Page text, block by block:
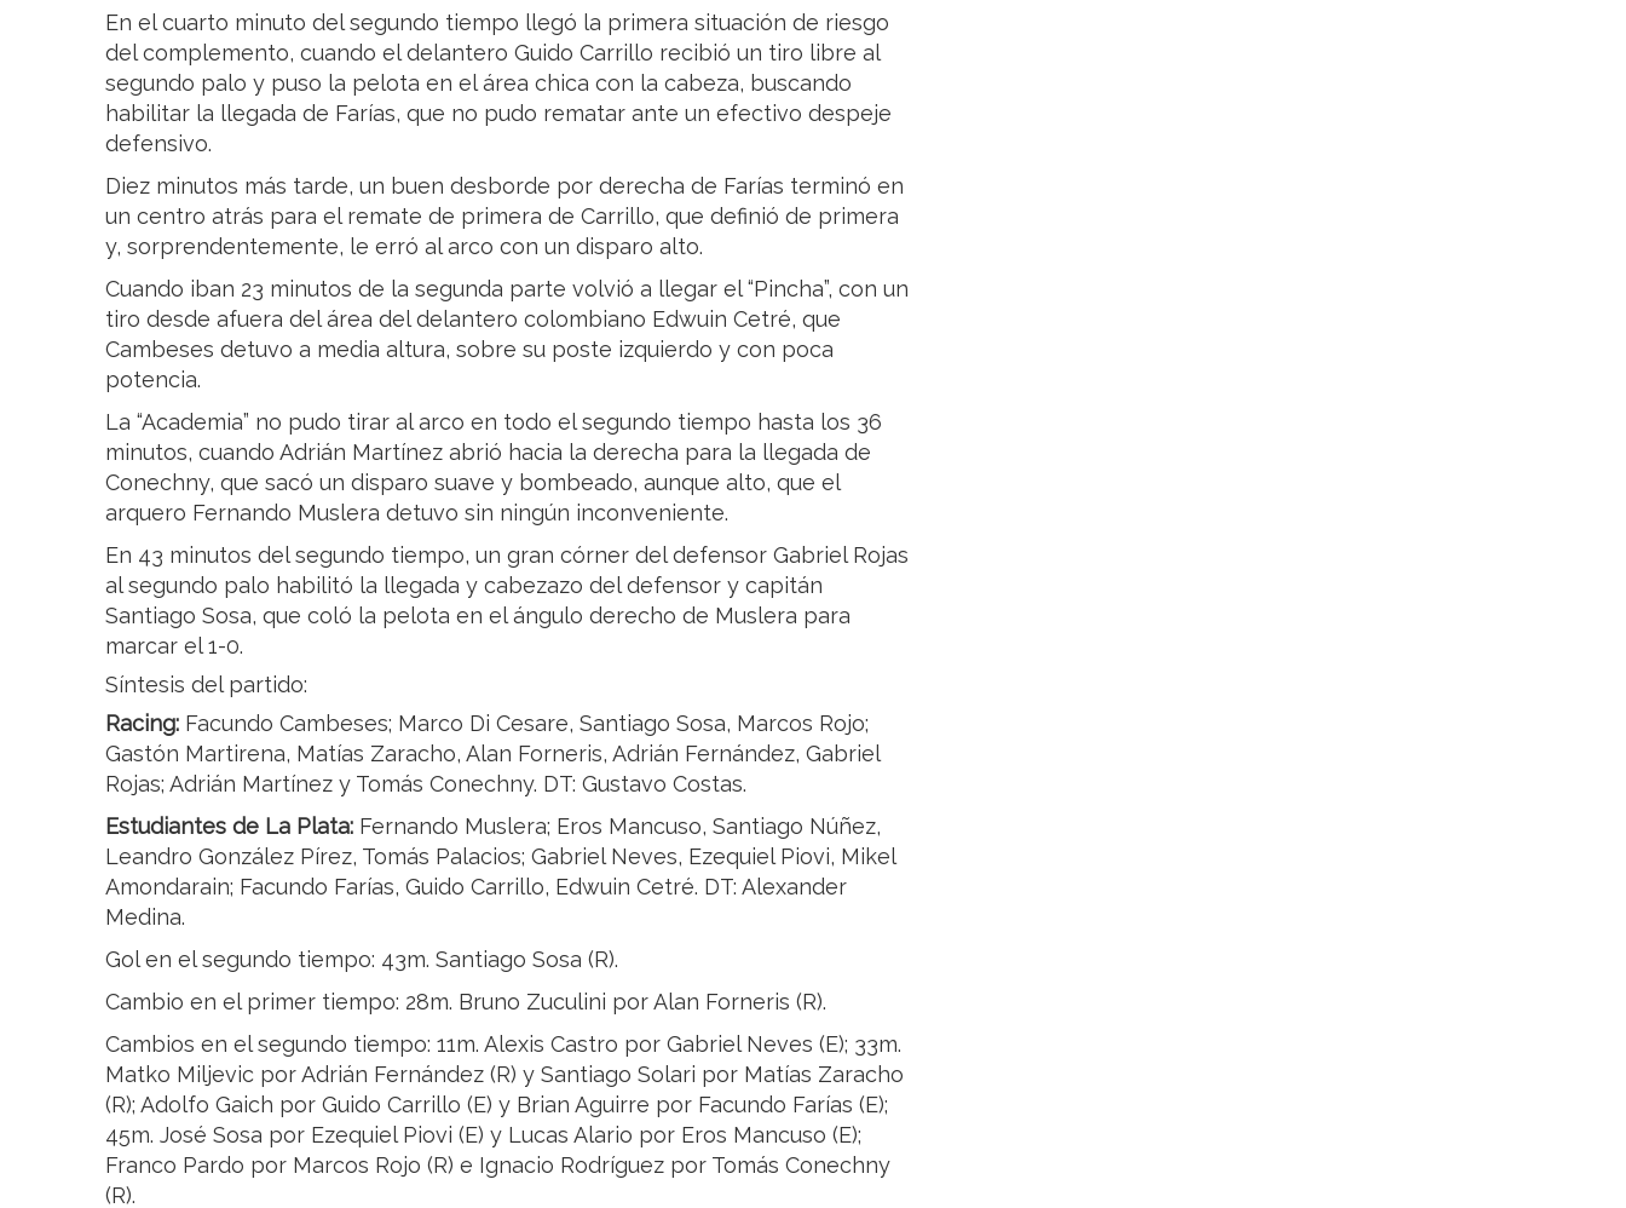
En el cuarto minuto del segundo tiempo llegó la primera situación de riesgo
del complemento, cuando el delantero Guido Carrillo recibió un tiro libre al
segundo palo y puso la pelota en el área chica con la cabeza, buscando
habilitar la llegada de Farías, que no pudo rematar ante un efectivo despeje
defensivo.
Diez minutos más tarde, un buen desborde por derecha de Farías terminó en
un centro atrás para el remate de primera de Carrillo, que definió de primera
y, sorprendentemente, le erró al arco con un disparo alto.
Cuando iban 23 minutos de la segunda parte volvió a llegar el “Pincha”, con un
tiro desde afuera del área del delantero colombiano Edwuin Cetré, que
Cambeses detuvo a media altura, sobre su poste izquierdo y con poca
potencia.
La “Academia” no pudo tirar al arco en todo el segundo tiempo hasta los 36
minutos, cuando Adrián Martínez abrió hacia la derecha para la llegada de
Conechny, que sacó un disparo suave y bombeado, aunque alto, que el
arquero Fernando Muslera detuvo sin ningún inconveniente.
En 43 minutos del segundo tiempo, un gran córner del defensor Gabriel Rojas
al segundo palo habilitó la llegada y cabezazo del defensor y capitán
Santiago Sosa, que coló la pelota en el ángulo derecho de Muslera para
marcar el 1-0.
Síntesis del partido:
Racing: Facundo Cambeses; Marco Di Cesare, Santiago Sosa, Marcos Rojo;
Gastón Martirena, Matías Zaracho, Alan Forneris, Adrián Fernández, Gabriel
Rojas; Adrián Martínez y Tomás Conechny. DT: Gustavo Costas.
Estudiantes de La Plata: Fernando Muslera; Eros Mancuso, Santiago Núñez,
Leandro González Pírez, Tomás Palacios; Gabriel Neves, Ezequiel Piovi, Mikel
Amondarain; Facundo Farías, Guido Carrillo, Edwuin Cetré. DT: Alexander
Medina.
Gol en el segundo tiempo: 43m. Santiago Sosa (R).
Cambio en el primer tiempo: 28m. Bruno Zuculini por Alan Forneris (R).
Cambios en el segundo tiempo: 11m. Alexis Castro por Gabriel Neves (E); 33m.
Matko Miljevic por Adrián Fernández (R) y Santiago Solari por Matías Zaracho
(R); Adolfo Gaich por Guido Carrillo (E) y Brian Aguirre por Facundo Farías (E);
45m. José Sosa por Ezequiel Piovi (E) y Lucas Alario por Eros Mancuso (E);
Franco Pardo por Marcos Rojo (R) e Ignacio Rodríguez por Tomás Conechny
(R).